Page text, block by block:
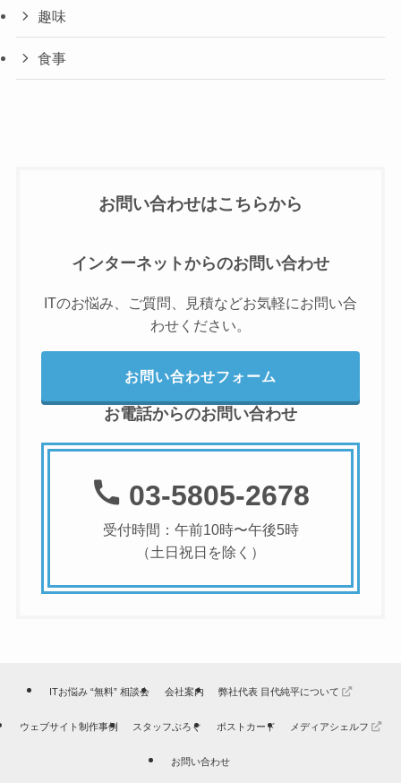
趣味
食事
お問い合わせはこちらから
インターネットからのお問い合わせ
ITのお悩み、ご質問、見積などお気軽にお問い合
わせください。
お問い合わせフォーム
お電話からのお問い合わせ
03-5805-2678
受付時間：午前10時〜午後5時
（土日祝日を除く）
ITお悩み “無料” 相談会 会社案内 弊社代表 目代純平について
ウェブサイト制作事例 スタッフぶろぐ ポストカード メディアシェルフ
お問い合わせ